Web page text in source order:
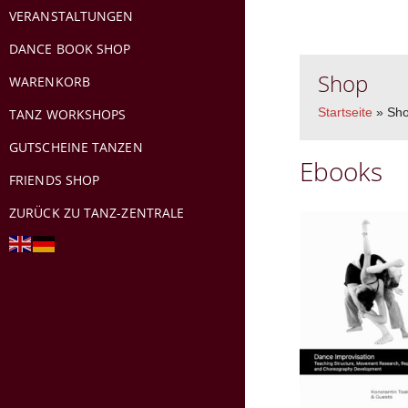
VERANSTALTUNGEN
DANCE BOOK SHOP
WARENKORB
TANZ WORKSHOPS
GUTSCHEINE TANZEN
FRIENDS SHOP
ZURÜCK ZU TANZ-ZENTRALE
Shop
Startseite »
Ebooks